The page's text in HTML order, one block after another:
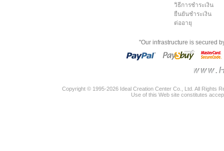
วิธีการชำระเงิน
ยืนยันชำระเงิน
ต่ออายุ
"Our infrastructure is secured
Copyright © 1995-2026 Ideal Creation Center Co., Ltd. All Rights
Use of this Web site constitutes